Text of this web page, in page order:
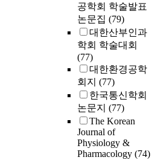
공학회 학술발표
논문집 (79)
대한산부인과
학회 학술대회
(77)
대한환경공학
회지 (77)
한국통신학회
논문지 (77)
The Korean
Journal of
Physiology &
Pharmacology (74)